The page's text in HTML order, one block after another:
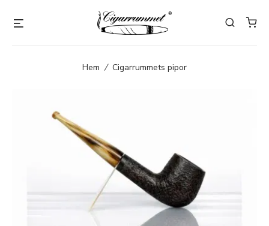
Hem / Cigarrummets pipor